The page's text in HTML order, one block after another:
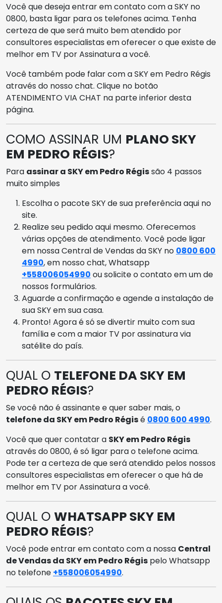
Você que deseja entrar em contato com a SKY no
0800, basta ligar para os telefones acima. Tenha
certeza de que será muito bem atendido por
consultores especialistas em oferecer o que existe de
melhor em TV por Assinatura a você.
Você também pode falar com a SKY em Pedro Régis
através do nosso chat. Clique no botão
ATENDIMENTO VIA CHAT na parte inferior desta
página.
COMO ASSINAR UM PLANO SKY
EM PEDRO RÉGIS?
Para assinar a SKY em Pedro Régissão 4 passos
muito simples
Escolha o pacote SKY de sua preferência aqui no
site.
Realize seu pedido aqui mesmo. Oferecemos
várias opções de atendimento. Você pode ligar
em nossa Central de Vendas da SKY no 0800 600
4990, em nosso chat, Whatsapp
+558006054990 ou solicite o contato em um de
nossos formulários.
Aguarde a confirmação e agende a instalação de
sua SKY em sua casa.
Pronto! Agora é só se divertir muito com sua
família e com a maior TV por assinatura via
satélite do país.
QUAL O TELEFONE DA SKY EM
PEDRO RÉGIS?
Se você não é assinante e quer saber mais, o
telefone da SKY em Pedro Régisé 0800 600 4990.
Você que quer contatar a SKY em Pedro Régis
através do 0800, é só ligar para o telefone acima.
Pode ter a certeza de que será atendido pelos nossos
consultores especialistas em oferecer o que há de
melhor em TV por Assinatura a você.
QUAL O WHATSAPP SKY EM
PEDRO RÉGIS?
Você pode entrar em contato com a nossa Central
de Vendas da SKY em Pedro Régis pelo Whatsapp
no telefone +558006054990.